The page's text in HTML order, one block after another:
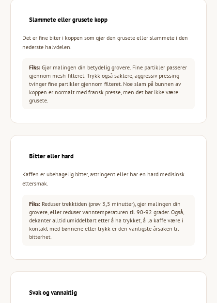
Slammete eller grusete kopp
Det er fine biter i koppen som gjør den grusete eller slammete i den
nederste halvdelen.
Fiks: Gjør malingen din betydelig grovere. Fine partikler passerer
gjennom mesh-filteret. Trykk også saktere, aggressiv pressing
tvinger fine partikler gjennom filteret. Noe slam på bunnen av
koppen er normalt med fransk presse, men det bør ikke være
grusete.
Bitter eller hard
Kaffen er ubehagelig bitter, astringent eller har en hard medisinsk
ettersmak.
Fiks: Reduser trekktiden (prøv 3,5 minutter), gjør malingen din
grovere, eller reduser vanntemperaturen til 90-92 grader. Også,
dekanter alltid umiddelbart etter å ha trykket, å la kaffe være i
kontakt med bønnene etter trykk er den vanligste årsaken til
bitterhet.
Svak og vannaktig